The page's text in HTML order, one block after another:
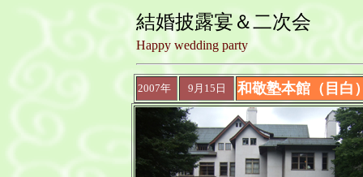
結婚披露宴＆二次会
Happy wedding party
2007年 9月15日 和敬塾本館（目白